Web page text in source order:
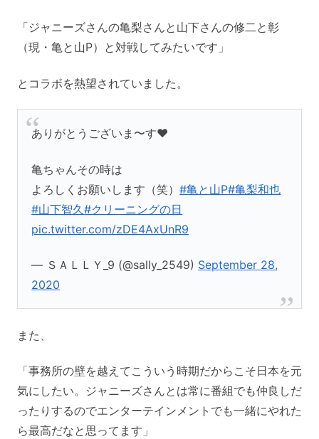
「ジャニーズさんの亀梨さんと山下さんの修二と彰
（現・亀と山P）と対戦してみたいです」
とコラボを熱望されていました。
ありがとうございま〜す❤
亀ちゃんその時は
よろしくお願いします（笑）#亀と山P#亀梨和也
#山下智久#クリーニングの日
pic.twitter.com/zDE4AxUnR9
— ＳＡＬＬＹ_9 (@sally_2549) September 28,
2020
また、
「事務所の壁を越えてこういう時期だからこそ日本を元
気にしたい。ジャニーズさんとは常に番組でも仲良しだ
ったりするのでエンターテインメントでも一緒にやれた
ら最高だなと思ってます」